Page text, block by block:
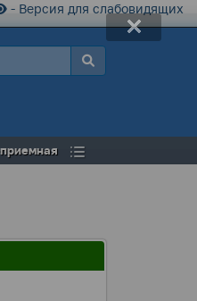
- Версия для слабовидящих